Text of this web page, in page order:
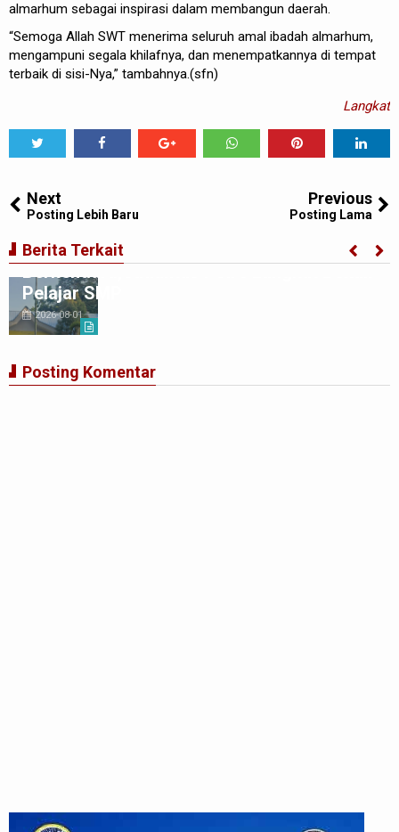
almarhum sebagai inspirasi dalam membangun daerah.
“Semoga Allah SWT menerima seluruh amal ibadah almarhum,
mengampuni segala khilafnya, dan menempatkannya di tempat
terbaik di sisi-Nya,” tambahnya.(sfn)
Langkat
Next
Posting Lebih Baru
Previous
Posting Lama
Berita Terkait
Ciptakan Generasi Muda Tertib
Berkendara,Satlantas Polre Langkat Bekali
Pelajar SMP
2026-08-01
Posting Komentar